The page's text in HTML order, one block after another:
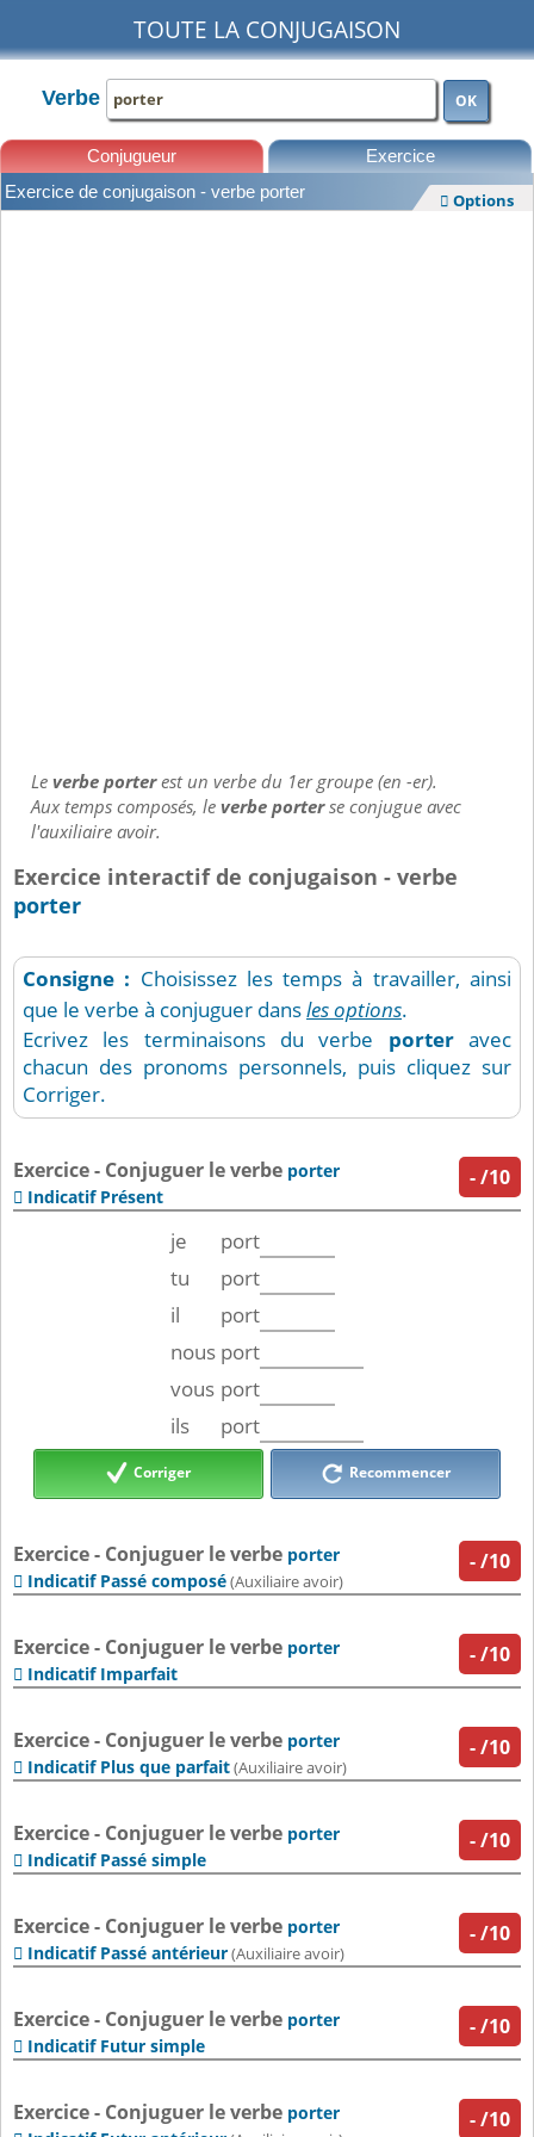
TOUTE LA CONJUGAISON
Verbe OK
Conjugueur Exercice
Exercice de conjugaison - verbe porter  Options
Leverbe porterest un verbe du 1er groupe (en -er).
Aux temps composés, leverbe porterse conjugue avec
l'auxiliaire avoir.
Exercice interactif de conjugaison - verbe
porter
Consigne : Choisissez les temps à travailler, ainsi
que le verbe à conjuguer dansles options.
Ecrivez les terminaisons du verbe porteravec
chacun des pronoms personnels, puis cliquez sur
Corriger.
-/10
Exercice - Conjuguer le verbe porter
 Indicatif Présent
je
port
tu
port
il
port
nous port
vous port
ils
port
Corriger Recommencer
-/10
Exercice - Conjuguer le verbe porter
 Indicatif Passé composé(Auxiliaire avoir)
-/10
Exercice - Conjuguer le verbe porter
 Indicatif Imparfait
-/10
Exercice - Conjuguer le verbe porter
 Indicatif Plus que parfait(Auxiliaire avoir)
-/10
Exercice - Conjuguer le verbe porter
 Indicatif Passé simple
-/10
Exercice - Conjuguer le verbe porter
 Indicatif Passé antérieur(Auxiliaire avoir)
-/10
Exercice - Conjuguer le verbe porter
 Indicatif Futur simple
-/10
Exercice - Conjuguer le verbe porter